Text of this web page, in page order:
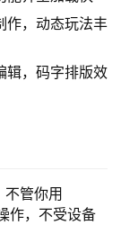
作，动态玩法丰
辑，码字排版效
管你用
作，不受设备